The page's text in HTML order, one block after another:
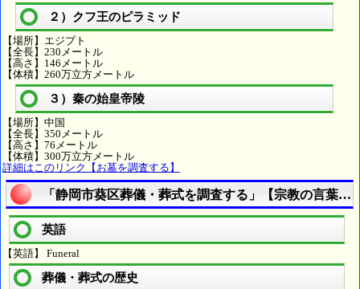
２）クフ王のピラミッド
【場所】エジプト
【全長】230メートル
【高さ】146メートル
【体積】260万立方メートル
３）秦の始皇帝陵
【場所】中国
【全長】350メートル
【高さ】76メートル
【体積】300万立方メートル
詳細はこのリンク【お墓を調査する】
「静岡市葵区葬儀・葬式を調査する」【宗教の言葉を
英語
【英語】 Funeral
葬儀・葬式の歴史